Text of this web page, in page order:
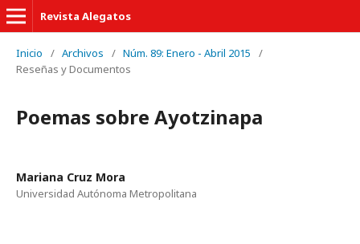
Revista Alegatos
Inicio / Archivos / Núm. 89: Enero - Abril 2015
/
Reseñas y Documentos
Poemas sobre Ayotzinapa
Mariana Cruz Mora
Universidad Autónoma Metropolitana